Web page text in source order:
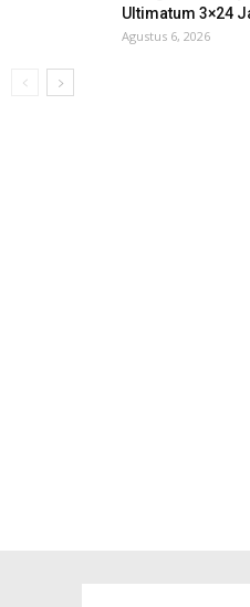
Ultimatum 3×24
Agustus 6, 2026